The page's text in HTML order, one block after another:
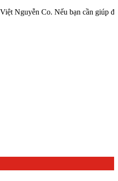
Co. Nếu bạn cần giúp đỡ hãy